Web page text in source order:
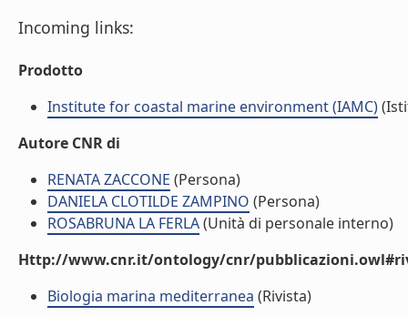
Incoming links:
Prodotto
Institute for coastal marine environment (IAMC)
Autore CNR di
RENATA ZACCONE (Persona)
DANIELA CLOTILDE ZAMPINO (Persona)
ROSABRUNA LA FERLA(Unità di personale interno)
Http://www.cnr.it/ontology/cnr/
Biologia marina mediterranea (Rivista)